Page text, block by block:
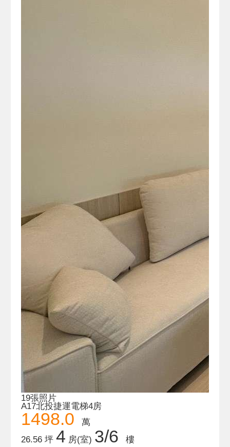
19張照片
A17北投捷運電梯4房
1498.0
萬
26.56 坪 4 房(室) 3/6 樓